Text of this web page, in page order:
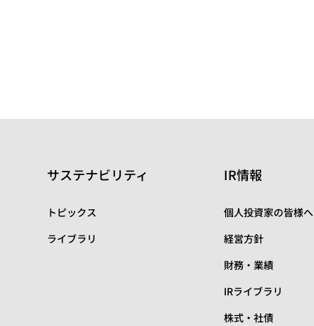
サステナビリティ
トピックス
ライブラリ
IR情報
個人投資家の皆様へ
経営方針
財務・業績
IRライブラリ
株式・社債